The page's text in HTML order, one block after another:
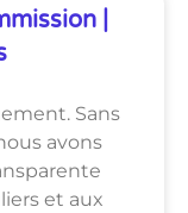
|
Sans
avons
et aux